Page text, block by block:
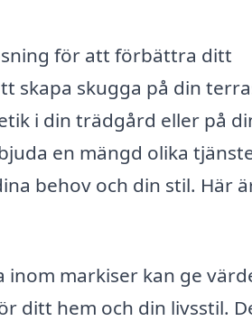
för att förbättra ditt
skugga på din
i din trädgård eller på
en mängd olika
behov och din stil. Här
inom markiser kan ge
ditt hem och din livsstil.